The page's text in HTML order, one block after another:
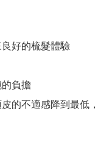
好的梳髮體驗
負擔
的不適感降到最低，